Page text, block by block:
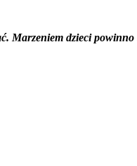
Marzeniem dzieci